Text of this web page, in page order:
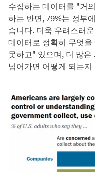
수집하는 데이터를 "거
하는 반면, 79%는 정부
습니다. 더욱 우려스러
데이터로 정확히 무엇
못하고" 있으며, 더 많
넘어가면 어떻게 되는